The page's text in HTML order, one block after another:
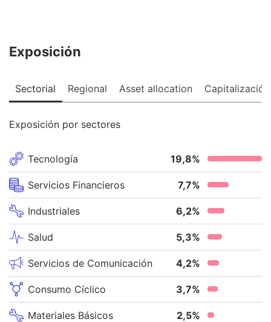
Exposición
Sectorial Regional Asset allocation Capitalización
Exposición por sectores
Tecnología 19,8%
Servicios Financieros 7,7%
Industriales 6,2%
Salud 5,3%
Servicios de Comunicación 4,2%
Consumo Cíclico 3,7%
Materiales Básicos 2,5%